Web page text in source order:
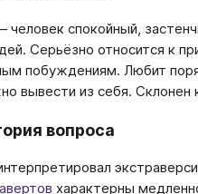
человек спокойный,
Серьёзно относится к
побуждениям. Любит
вывести из себя. Склонен
вопроса
характерны